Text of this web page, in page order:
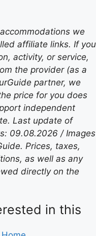
we
affiliate links. If you
activity, or service,
the provider (as a
partner, we
price for you does
independent
Last update of
09.08.2026 / Images
Prices, taxes,
as well as any
directly on the
in this